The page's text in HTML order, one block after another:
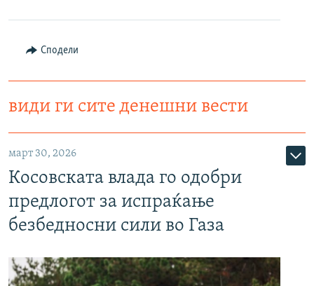
Сподели
види ги сите денешни вести
март 30, 2026
Косовската влада го одобри
предлогот за испраќање
безбедносни сили во Газа